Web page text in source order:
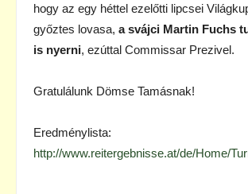
hogy az egy héttel ezelőtti lipcsei
győztes lovasa, a svájci Martin Fuchs
is nyerni, ezúttal Commissar Prezivel.
Gratulálunk Dömse Tamásnak!
Eredménylista:
http://www.reitergebnisse.at/de/Home/